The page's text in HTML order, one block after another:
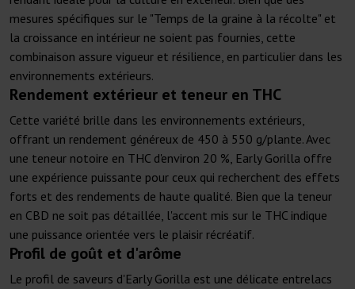
mesures spécifiques sur le "Temps de la graine à la récolte" et
la croissance en intérieur ne soient pas fournies, cette
combinaison assure vigueur et résilience, en particulier dans les
environnements extérieurs.
Rendement extérieur et teneur en THC
Cette variété brille dans les environnements extérieurs,
offrant un rendement généreux de 450 à 550 g/plante. Avec
une teneur notoire en THC d'environ 20 %, Early Gorilla offre
une expérience puissante pour ceux qui recherchent des effets
forts et des rendements de haute qualité. Bien que la teneur
en CBD ne soit pas détaillée, l'accent mis sur le THC indique
une puissance orientée vers le plaisir récréatif.
Profil de goût et d'arôme
Le profil de saveurs d'Early Gorilla est une délicate entrelacs